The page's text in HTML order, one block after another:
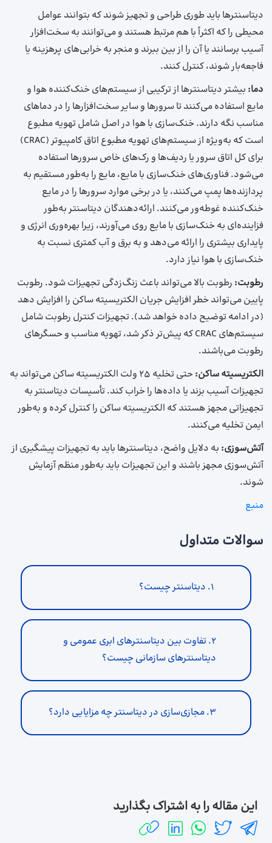
دیتاسنترها باید طوری طراحی و تجهیز شوند که بتوانند عوامل
محیطی را که اکثراً با هم مرتبط هستند و می‌توانند به سخت‌افزار
آسیب برسانند یا آن را از بین ببرند و منجر به خرابی‌های پرهزینه یا
فاجعه‌بار شوند، کنترل کنند.
دما: بیشتر دیتاسنترها از ترکیبی از سیستم‌های خنک‌کننده هوا و
مایع استفاده می‌کنند تا سرورها و سایر سخت‌افزارها را در دماهای
مناسب نگه دارند. خنک‌سازی با هوا در اصل شامل تهویه مطبوع
است که به‌ویژه از سیستم‌های تهویه مطبوع اتاق کامپیوتر (CRAC)
برای کل اتاق سرور یا ردیف‌ها و رک‌های خاص سرورها استفاده
می‌شود. فناوری‌های خنک‌سازی با مایع، مایع را به‌طور مستقیم به
پردازنده‌ها پمپ می‌کنند، یا در برخی موارد سرورها را در مایع
خنک‌کننده غوطه‌ور می‌کنند. ارائه‌دهندگان دیتاسنتر به‌طور
فزاینده‌ای به خنک‌سازی با مایع روی می‌آورند، زیرا بهره‌وری انرژی و
پایداری بیشتری را ارائه می‌دهد و به برق و آب کمتری نسبت به
خنک‌سازی با هوا نیاز دارد.
رطوبت: رطوبت بالا می‌تواند باعث زنگ‌زدگی تجهیزات شود. رطوبت
پایین می‌تواند خطر افزایش جریان الکتریسیته ساکن را افزایش دهد
(در ادامه توضیح داده خواهد شد). تجهیزات کنترل رطوبت شامل
سیستم‌های CRAC که پیش‌تر ذکر شد، تهویه مناسب و حسگرهای
رطوبت می‌باشند.
الکتریسیته ساکن:
حتی تخلیه 25 ولت الکتریسیته ساکن می‌تواند به
تجهیزات آسیب بزند یا داده‌ها را خراب کند. تأسیسات دیتاسنتر به
تجهیزاتی مجهز هستند که الکتریسیته ساکن را کنترل کرده و به‌طور
ایمن تخلیه می‌کنند.
آتش‌سوزی: به دلایل واضح، دیتاسنترها باید به تجهیزات پیشگیری از
آتش‌سوزی مجهز باشند و این تجهیزات باید به‌طور منظم آزمایش
شوند.
منبع
سوالات متداول
۲. تفاوت بین دیتاسنترهای ابری عمومی و
دیتاسنترهای سازمانی چیست؟
۳. مجازی‌سازی در دیتاسنتر چه مزایایی دارد؟
این مقاله را به اشتراک بگذارید